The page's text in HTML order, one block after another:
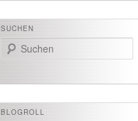
SUCHEN
Suchen
BLOGROLL